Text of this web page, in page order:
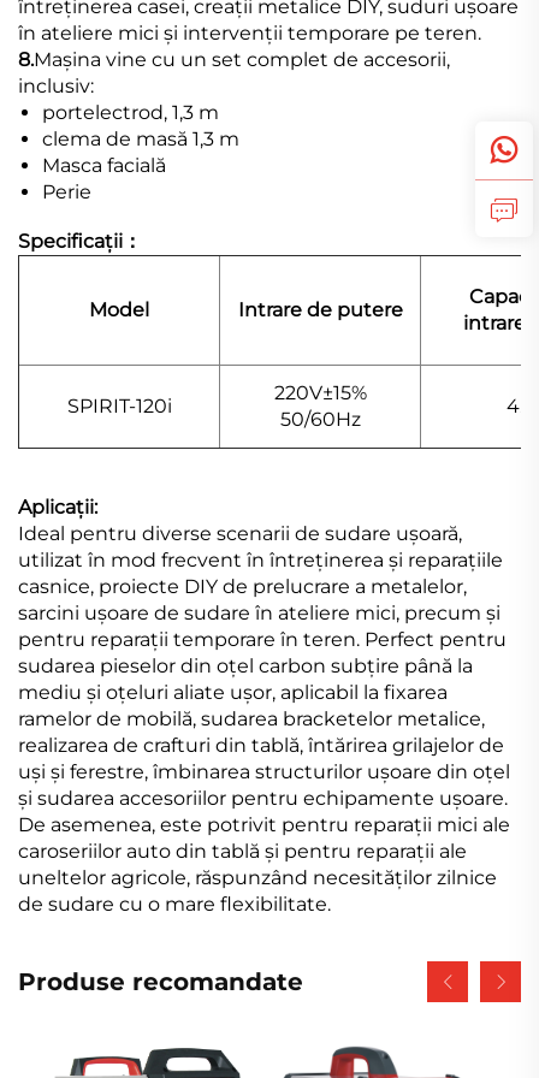
întreținerea casei, creații metalice DIY, suduri ușoare
în ateliere mici și intervenții temporare pe teren.
8.Mașina vine cu un set complet de accesorii,
inclusiv:
portelectrod, 1,3 m
clema de masă 1,3 m
Masca facială
Perie
Specificații：
Model Intrare de putere
intrare
SPIRIT-120i
220V±15%
50/60Hz
4.8
Aplicații:
Ideal pentru diverse scenarii de sudare ușoară,
utilizat în mod frecvent în întreținerea și reparațiile
casnice, proiecte DIY de prelucrare a metalelor,
sarcini ușoare de sudare în ateliere mici, precum și
pentru reparații temporare în teren. Perfect pentru
sudarea pieselor din oțel carbon subțire până la
mediu și oțeluri aliate ușor, aplicabil la fixarea
ramelor de mobilă, sudarea bracketelor metalice,
realizarea de crafturi din tablă, întărirea grilajelor de
uși și ferestre, îmbinarea structurilor ușoare din oțel
și sudarea accesoriilor pentru echipamente ușoare.
De asemenea, este potrivit pentru reparații mici ale
caroseriilor auto din tablă și pentru reparații ale
uneltelor agricole, răspunzând necesităților zilnice
de sudare cu o mare flexibilitate.
Produse recomandate